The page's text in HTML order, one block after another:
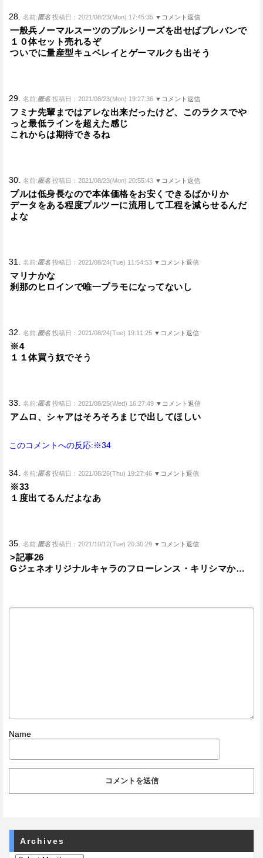
28. 名前:匿名 投稿日：2021/08/23(Mon) 17:45:35 ▼コメント返信
一般兵ノーマルスーツのプルシリーズを出せばプレバンで
１０体セット売れるぞ
ついでに量産型キュベレイとゲーマルクも出そう
29. 名前:匿名 投稿日：2021/08/23(Mon) 19:27:36 ▼コメント返信
フミナ先輩まではアレな出来だったけど、このラクスでや
っと最低ラインを超えた感じ
これからは期待できるね
30. 名前:匿名 投稿日：2021/08/23(Mon) 20:55:43 ▼コメント返信
プルは低身長なので本体価格をお安くできるばかりか
データをある程度プルツーに流用して工程を減らせるんだ
よな
31. 名前:匿名 投稿日：2021/08/24(Tue) 11:54:53 ▼コメント返信
マリナかな
刹那のヒロインで唯一プラモになってないし
32. 名前:匿名 投稿日：2021/08/24(Tue) 19:11:25 ▼コメント返信
※4
１１体買う奴でそう
33. 名前:匿名 投稿日：2021/08/25(Wed) 16:27:49 ▼コメント返信
アムロ、シャアはそろそろまじで出してほしい
このコメントへの反応:※34
34. 名前:匿名 投稿日：2021/08/26(Thu) 19:27:46 ▼コメント返信
※33
１度出てるんだよなあ
35. 名前:匿名 投稿日：2021/10/12(Tue) 20:30:29 ▼コメント返信
>記事26
Gジェネオリジナルキャラのフローレンス・キリシマか…
Name
Archives